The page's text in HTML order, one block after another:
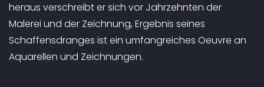
heraus verschreibt er sich vor Jahrzehnten der
Malerei und der Zeichnung, Ergebnis seines
Schaffensdranges ist ein umfangreiches Oeuvre an
Aquarellen und Zeichnungen.